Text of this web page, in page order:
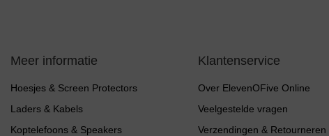
Meer informatie
Hoesjes & Screen Protectors
Laders & Kabels
Koptelefoons & Speakers
Klantenservice
Over ElevenOFive Online
Veelgestelde vragen
Verzendingen & Retourneren